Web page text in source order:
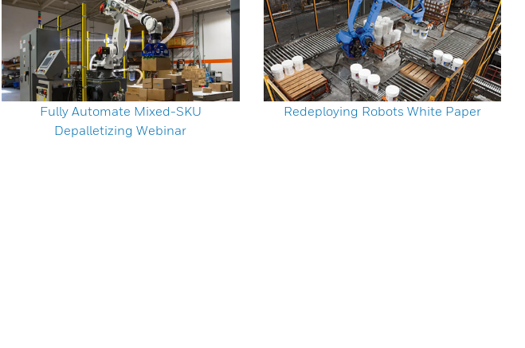
Fully Automate Mixed-SKU
Depalletizing Webinar
Redeploying Robots White Paper